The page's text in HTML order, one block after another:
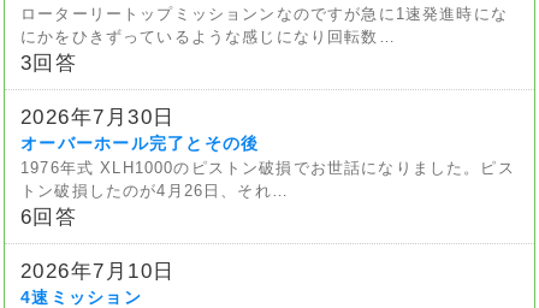
ローターリートップミッションンなのですが急に1速発進時にな
にかをひきずっているような感じになり回転数…
3回答
2026年7月30日
オーバーホール完了とその後
1976年式 XLH1000のピストン破損でお世話になりました。ピス
トン破損したのが4月26日、それ…
6回答
2026年7月10日
4速ミッション